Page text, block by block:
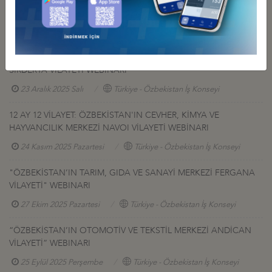
FIRSATLAR WEBİNARI
21 Nisan 2026 Salı Türkiye - Özbekistan İş Konseyi
12 AY 12 VİLAYET: ÖZBEKİSTAN'IN TARIM VE ENERJİ MERKEZİ
SIRDERYA VİLAYETİ WEBİNARI
23 Aralık 2025 Salı Türkiye - Özbekistan İş Konseyi
12 AY 12 VİLAYET: ÖZBEKİSTAN'IN CEVHER, KİMYA VE
HAYVANCILIK MERKEZİ NAVOI VİLAYETİ WEBİNARI
24 Kasım 2025 Pazartesi Türkiye - Özbekistan İş Konseyi
"ÖZBEKİSTAN’IN TARIM, GIDA VE SANAYİ MERKEZİ FERGANA
VİLAYETİ" WEBINARI
27 Ekim 2025 Pazartesi Türkiye - Özbekistan İş Konseyi
“ÖZBEKİSTAN’IN OTOMOTİV VE TEKSTİL MERKEZİ ANDİCAN
VİLAYETİ” WEBINARI
25 Eylül 2025 Perşembe Türkiye - Özbekistan İş Konseyi